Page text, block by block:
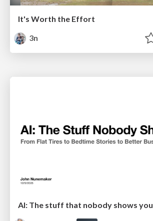
It's Worth the Effort
3n
AI: The stuff that nobody shows you